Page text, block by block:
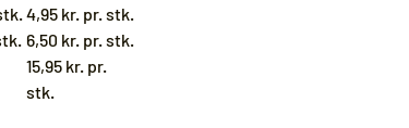
4,95 kr. pr. stk.
6,50 kr. pr. stk.
15,95 kr. pr.
stk.